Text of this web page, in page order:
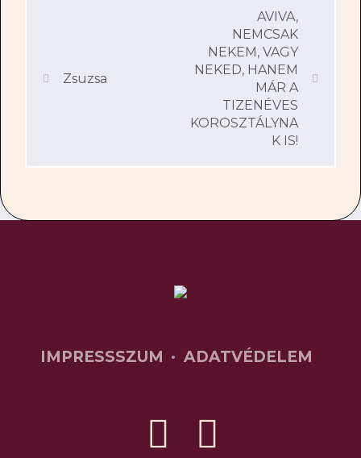
Zsuzsa
AVIVA,
NEMCSAK
NEKEM, VAGY
NEKED, HANEM
MÁR A
TIZENÉVES
KOROSZTÁLYNA
K IS!
IMPRESSSZUM ADATVÉDELEM